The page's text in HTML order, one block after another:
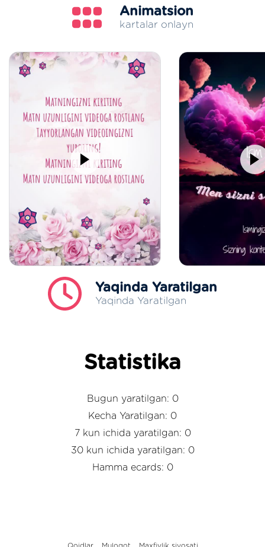
Animatsion
kartalar onlayn
Yaqinda Yaratilgan
Yaqinda Yaratilgan
Statistika
Bugun yaratilgan: 0
Kecha Yaratilgan: 0
7 kun ichida yaratilgan: 0
30 kun ichida yaratilgan: 0
Hamma ecards: 0